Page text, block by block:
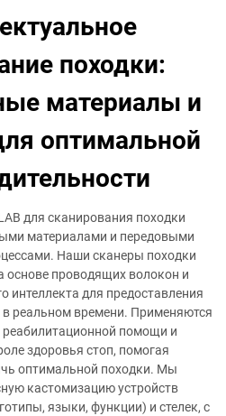
походки:
материалы и
оптимальной
для сканирования походки
материалами и передовыми
Наши сканеры походки
основе проводящих волокон и
интеллекта для предоставления
реальном времени. Применяются
реабилитационной помощи и
здоровья стоп, помогая
оптимальной походки. Мы
кастомизацию устройств
языки, функции) и стелек, с